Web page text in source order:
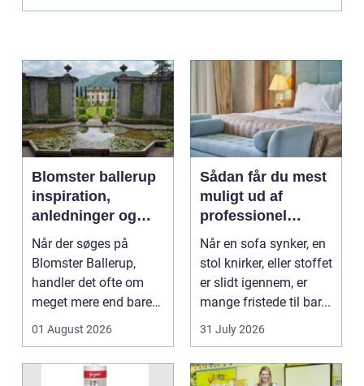
Blomster ballerup
inspiration,
anledninger og
lokale muligheder
Når der søges på
Blomster Ballerup,
handler det ofte om
meget mere end bare
en hurtig buket.
Blomste...
01 August 2026
Sådan får du mest
muligt ud af
professionel
møbelpolstring
Når en sofa synker, en
stol knirker, eller stoffet
er slidt igennem, er
mange fristede til bar...
31 July 2026